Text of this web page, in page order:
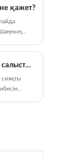
қажет?
Шаңның
Сенсорлық басқару функциясы қарапайым тырнақ кептіргіштерімен салыстырғанда пайдаланушы тәжірибесін қалай жақсартады?
сияқты